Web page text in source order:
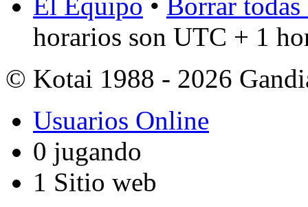
horarios son UTC + 1
© Kotai 1988 - 2026
Usuarios Online
0 jugando
1 Sitio web